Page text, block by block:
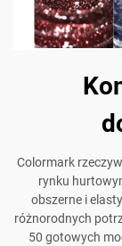
Colormark
rynku
obszerne i
różnorodnych
50 gotowych